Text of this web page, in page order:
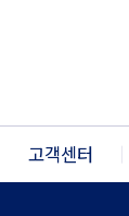
고객센터